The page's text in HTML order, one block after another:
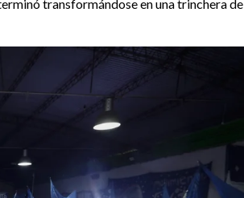
transformándose en una trinchera de